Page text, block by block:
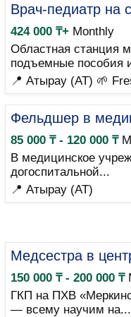
Врач-педиатр на
424 000 ₸+ Monthly
Областная станция
подъемные пособия
📍 Атырау (AT) 🌱
Фельдшер в
85 000 ₸ - 120 000 ₸
В медицинское
догоспитальной...
📍 Атырау (AT)
Медсестра в
150 000 ₸ - 200 000 ₸
ГКП на ПХВ
— всему научим на...